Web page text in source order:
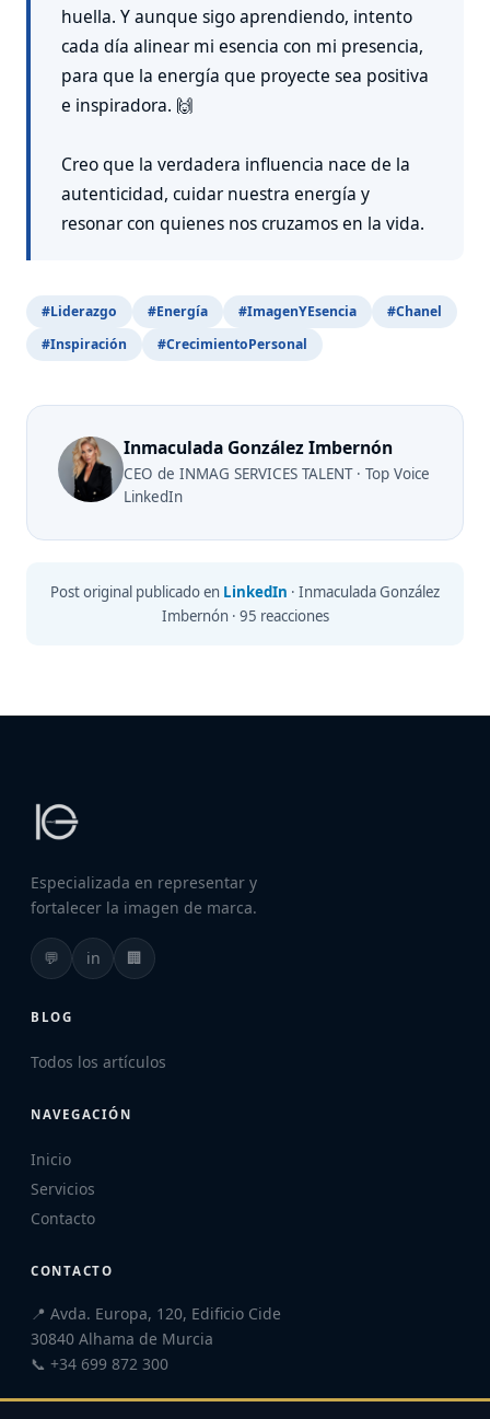
huella. Y aunque sigo aprendiendo, intento
cada día alinear mi esencia con mi presencia,
para que la energía que proyecte sea positiva
e inspiradora. 🙌
Creo que la verdadera influencia nace de la
autenticidad, cuidar nuestra energía y
resonar con quienes nos cruzamos en la vida.
#Liderazgo #Energía #ImagenYEsencia
#Chanel
#Inspiración
#CrecimientoPersonal
Inmaculada González Imbernón
CEO de INMAG SERVICES TALENT · Top Voice
LinkedIn
Post original publicado en LinkedIn · Inmaculada González
Imbernón · 95 reacciones
Especializada en representar y
fortalecer la imagen de marca.
💬 in 🏢
BLOG
Todos los artículos
NAVEGACIÓN
Inicio
Servicios
Contacto
CONTACTO
📍 Avda. Europa, 120, Edificio Cide
30840 Alhama de Murcia
📞 +34 699 872 300